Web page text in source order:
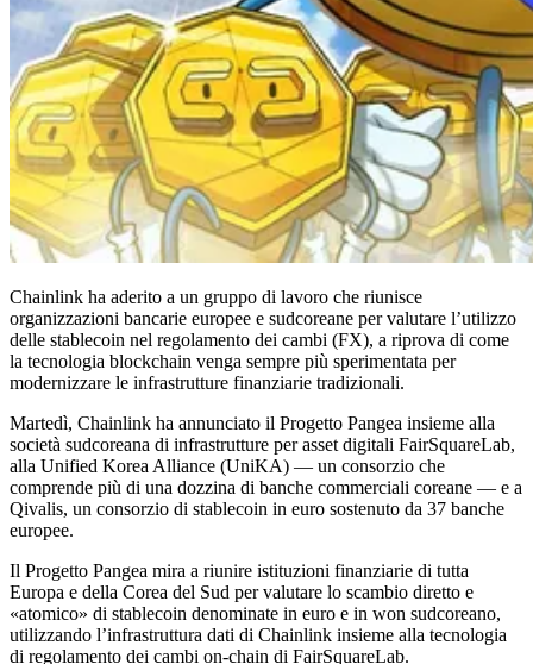
Chainlink ha aderito a un gruppo di lavoro che riunisce
organizzazioni bancarie europee e sudcoreane per valutare l’utilizzo
delle stablecoin nel regolamento dei cambi (FX), a riprova di come
la tecnologia blockchain venga sempre più sperimentata per
modernizzare le infrastrutture finanziarie tradizionali.
Martedì, Chainlink ha annunciato il Progetto Pangea insieme alla
società sudcoreana di infrastrutture per asset digitali FairSquareLab,
alla Unified Korea Alliance (UniKA) — un consorzio che
comprende più di una dozzina di banche commerciali coreane — e a
Qivalis, un consorzio di stablecoin in euro sostenuto da 37 banche
europee.
Il Progetto Pangea mira a riunire istituzioni finanziarie di tutta
Europa e della Corea del Sud per valutare lo scambio diretto e
«atomico» di stablecoin denominate in euro e in won sudcoreano,
utilizzando l’infrastruttura dati di Chainlink insieme alla tecnologia
di regolamento dei cambi on-chain di FairSquareLab.